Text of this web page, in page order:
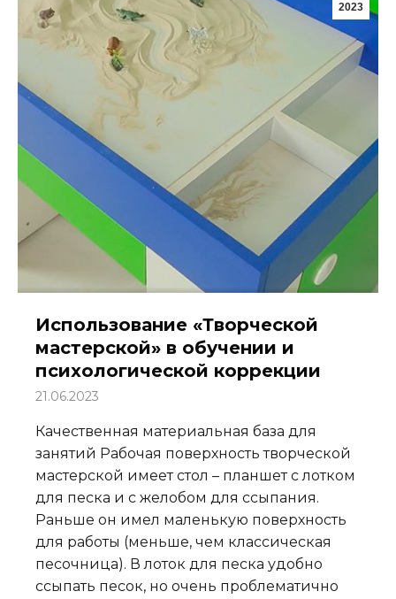
2023
Использование «Творческой
мастерской» в обучении и
психологической коррекции
21.06.2023
Качественная материальная база для
занятий Рабочая поверхность творческой
мастерской имеет стол – планшет с лотком
для песка и с желобом для ссыпания.
Раньше он имел маленькую поверхность
для работы (меньше, чем классическая
песочница). В лоток для песка удобно
ссыпать песок, но очень проблематично